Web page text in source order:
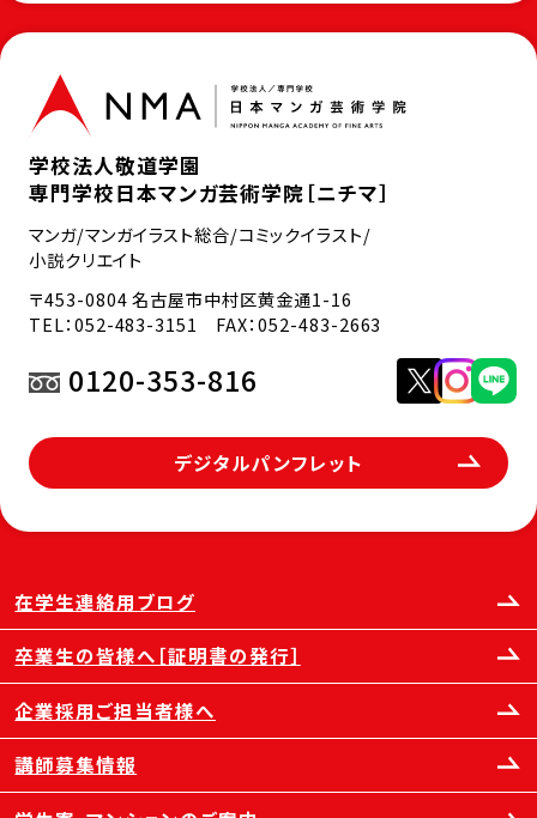
学校法人敬道学園
専門学校日本マンガ芸術学院［ニチマ］
マンガ/マンガイラスト総合/コミックイラスト/
小説クリエイト
〒453-0804 名古屋市中村区黄金通1-16
TEL：052-483-3151 FAX：052-483-2663
0120-353-816
デジタルパンフレット
在学生連絡用ブログ
卒業生の皆様へ［証明書の発行］
企業採用ご担当者様へ
講師募集情報